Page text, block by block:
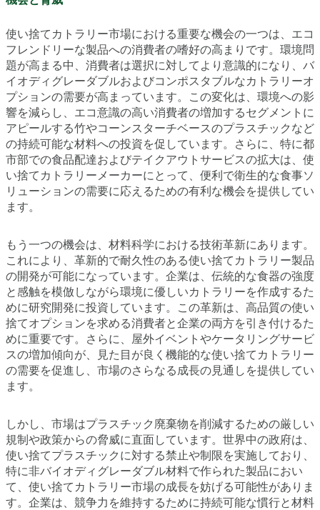
使い捨てカトラリー市場における重要な機会の一つは、エコ
フレンドリーな製品への消費者の嗜好の高まりです。環境問
題が高まる中、消費者は選択に対してより意識的になり、バ
イオディグレーダブルおよびコンポスタブルなカトラリーオ
プションの需要が高まっています。この変化は、環境への影
響を減らし、エコ意識の高い消費者の増加するセグメントに
アピールする竹やコーンスターチベースのプラスチックなど
の持続可能な材料への投資を促しています。さらに、特に都
市部での食品配達およびテイクアウトサービスの拡大は、使
い捨てカトラリーメーカーにとって、便利で衛生的な食事ソ
リューションの需要に応えるための有利な機会を提供してい
ます。
もう一つの機会は、材料科学における技術革新にあります。
これにより、革新的で耐久性のある使い捨てカトラリー製品
の開発が可能になっています。企業は、伝統的な食器の強度
と感触を模倣しながら環境に優しいカトラリーを作成するた
めに研究開発に投資しています。この革新は、高品質の使い
捨てオプションを求める消費者と企業の両方を引き付けるた
めに重要です。さらに、屋外イベントやケータリングサービ
スの増加傾向が、見た目が良く機能的な使い捨てカトラリー
の需要を促進し、市場のさらなる成長の見通しを提供してい
ます。
しかし、市場はプラスチック廃棄物を削減するための厳しい
規制や政策からの脅威に直面しています。世界中の政府は、
使い捨てプラスチックに対する禁止や制限を実施しており、
特に非バイオディグレーダブル材料で作られた製品におい
て、使い捨てカトラリー市場の成長を妨げる可能性がありま
す。企業は、競争力を維持するために持続可能な慣行と材料